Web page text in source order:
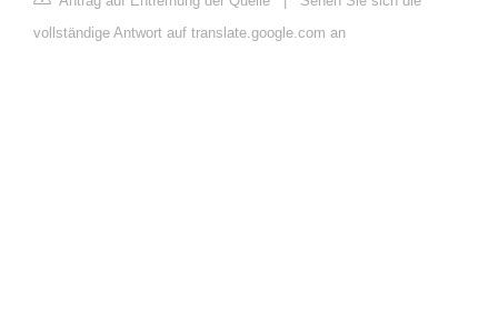
vollständige Antwort auf translate.google.com an